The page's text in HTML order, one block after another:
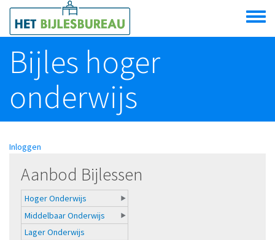
Overslaan en naar de algemene inhoud gaan
Toggle
menu
Bijles hoger
onderwijs
Inloggen
Aanbod Bijlessen
Hoger Onderwijs
Middelbaar Onderwijs
Lager Onderwijs